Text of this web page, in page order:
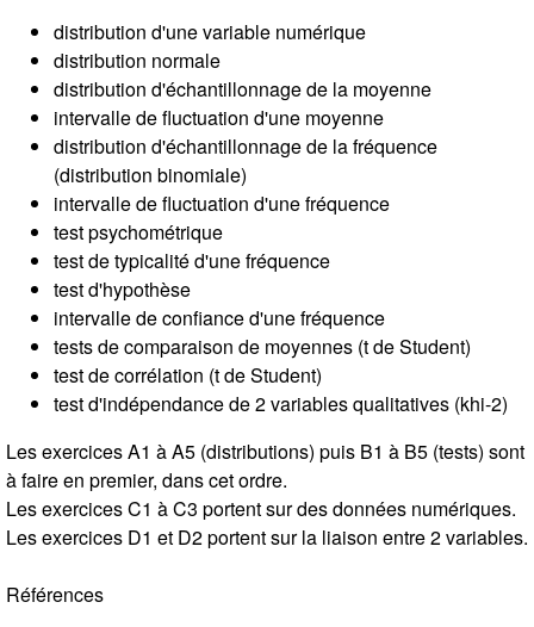
distribution d'une variable numérique
distribution normale
distribution d'échantillonnage de la moyenne
intervalle de fluctuation d'une moyenne
distribution d'échantillonnage de la fréquence
(distribution binomiale)
intervalle de fluctuation d'une fréquence
test psychométrique
test de typicalité d'une fréquence
test d'hypothèse
intervalle de confiance d'une fréquence
tests de comparaison de moyennes (t de Student)
test de corrélation (t de Student)
test d'indépendance de 2 variables qualitatives (khi-2)
Les exercices A1 à A5 (distributions) puis B1 à B5 (tests) sont
à faire en premier, dans cet ordre.
Les exercices C1 à C3 portent sur des données numériques.
Les exercices D1 et D2 portent sur la liaison entre 2 variables.
Références